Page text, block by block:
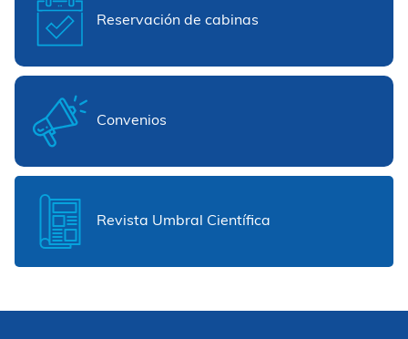
Reservación de cabinas
Convenios
Revista Umbral Científica